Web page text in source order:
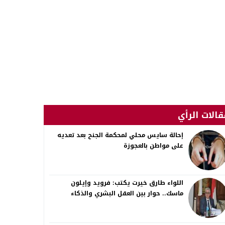
الرأي
إحالة سايس محلي لمحكمة الجنح بعد تعديه
على مواطن بالعجوزة
اللواء طارق خيرت يكتب: فرويد وإيلون
ماسك.. حوار بين العقل البشري والذكاء